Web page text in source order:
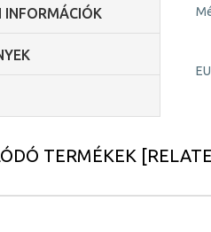
INFORMÁCIÓK
TERMÉKEK